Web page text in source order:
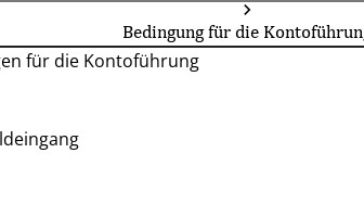
Bedingung für die
für die Kontoführung